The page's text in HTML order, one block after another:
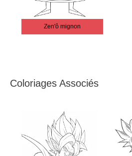
Zen'ô mignon
Coloriages Associés